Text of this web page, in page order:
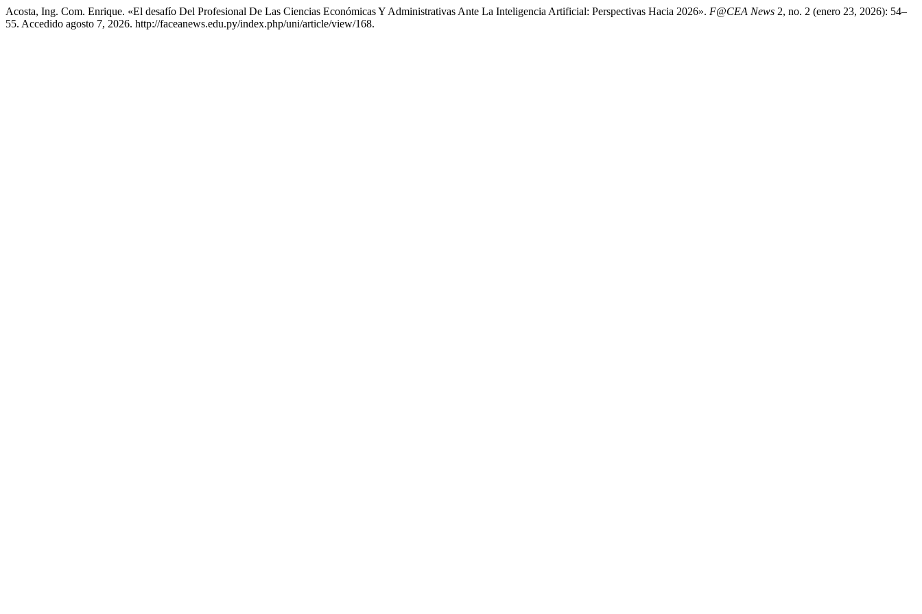
Acosta, Ing. Com. Enrique. «El desafío Del Profesional De Las Ciencias Económicas Y Administrativas Ante La Inteligencia Artificial: Perspectivas Hacia 2026». F@CEA News 2, no. 2 (enero 23, 2026): 54–
55. Accedido agosto 7, 2026. http://faceanews.edu.py/index.php/uni/article/view/168.